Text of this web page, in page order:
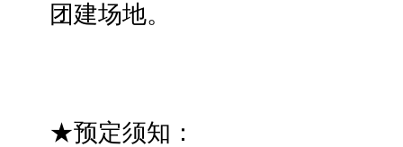
团建场地。
★预定须知：